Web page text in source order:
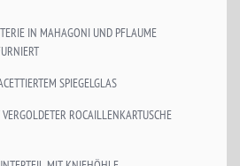
IN MAHAGONI UND PFLAUME
SPIEGELGLAS
ROCAILLENKARTUSCHE